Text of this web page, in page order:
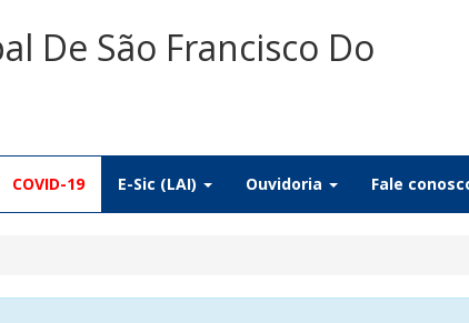
De São Francisco Do
COVID-19 E-Sic (LAI) Ouvidoria Fale